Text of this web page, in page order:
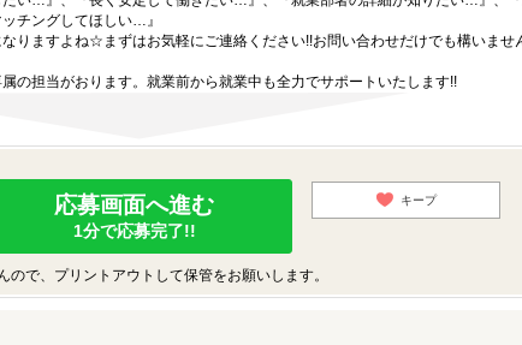
チングしてほしい…』
りますよね☆まずはお気軽にご連絡ください!!お問い合わせだけでも構いませ
の担当がおります。就業前から就業中も全力でサポートいたします!!
応募画面へ進む
1分で応募完了!!
キープ
で、プリントアウトして保管をお願いします。